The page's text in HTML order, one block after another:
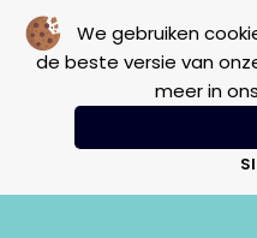
We gebruiken
de beste versie van
meer in ons
Geen